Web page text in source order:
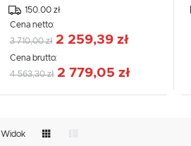
150.00 zł
Cena netto:
3 710,00 zł 2 259,39 zł
Cena brutto:
4 563,30 zł 2 779,05 zł
Widok